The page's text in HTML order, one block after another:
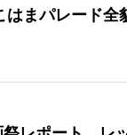
はまパレード